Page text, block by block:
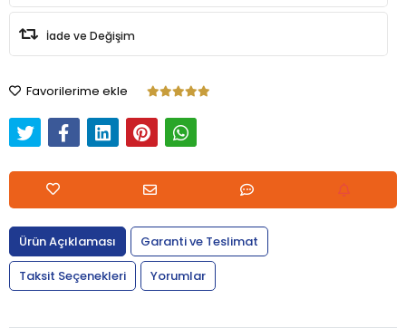
İade ve Değişim
Favorilerime ekle
Ürün Açıklaması
Garanti ve Teslimat
Taksit Seçenekleri
Yorumlar